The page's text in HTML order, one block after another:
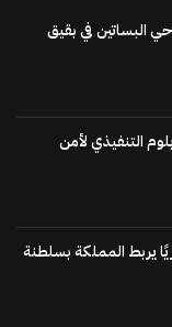
البساتين في بقيق
التنفيذي لأمن
يربط المملكة بسلطنة